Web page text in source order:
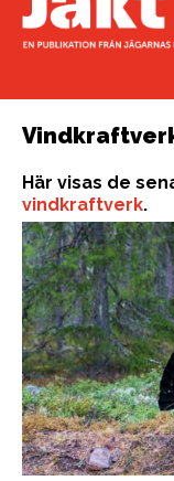
Här visas de
vindkraftverk.